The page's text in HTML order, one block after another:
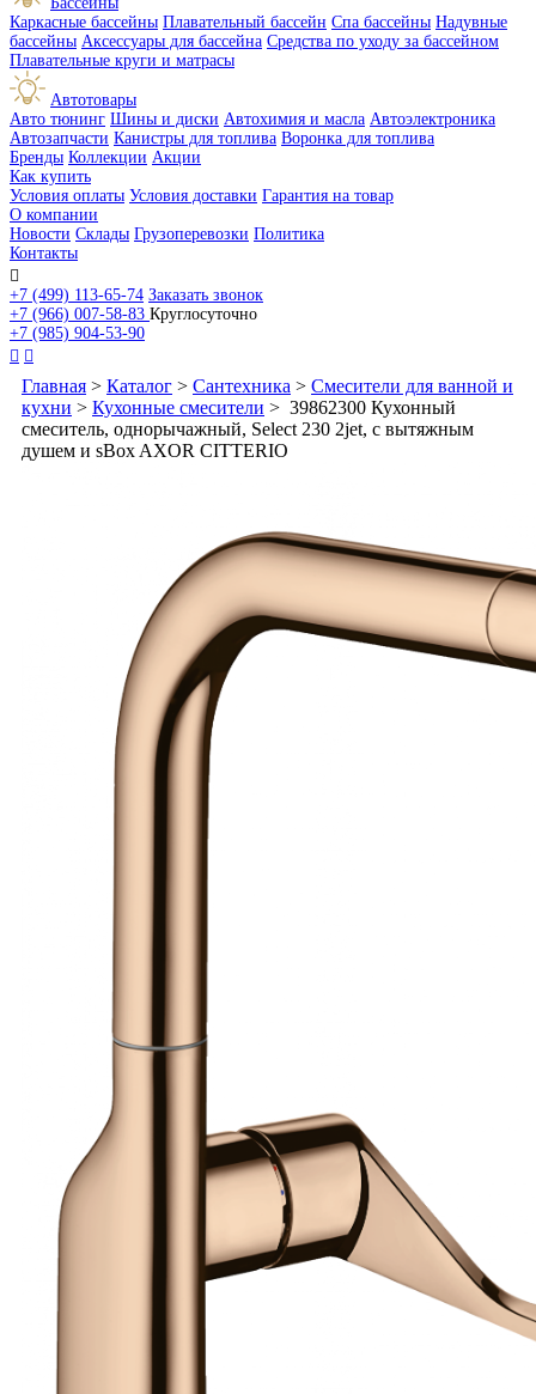
Каркасные бассейны Плавательный бассейн Спа бассейны Надувные
бассейны Аксессуары для бассейна Средства по уходу за бассейном
Плавательные круги и матрасы
Автотовары
Авто тюнинг Шины и диски Автохимия и масла Автоэлектроника
Автозапчасти Канистры для топлива Воронка для топлива
Бренды Коллекции Акции
Как купить
Условия оплаты Условия доставки Гарантия на товар
О компании
Новости Склады Грузоперевозки Политика
Контакты

+7 (499) 113-65-74 Заказать звонок
+7 (966) 007-58-83 Круглосуточно
+7 (985) 904-53-90
 
Главная > Каталог > Сантехника > Смесители для ванной и
кухни > Кухонные смесители > 39862300 Кухонный
смеситель, однорычажный, Select 230 2jet, с вытяжным
душем и sBox AXOR CITTERIO